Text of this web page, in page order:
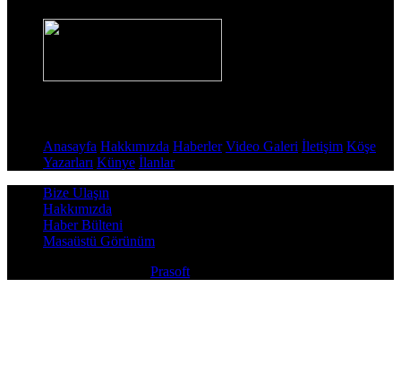
Anasayfa Hakkımızda Haberler Video Galeri İletişim Köşe
Yazarları Künye İlanlar
Bize Ulaşın
Hakkımızda
Haber Bülteni
Masaüstü Görünüm
Prasoft